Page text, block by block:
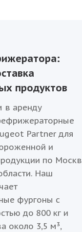
продуктов
в аренду
Partner для
и
по
Наш
фургоны с
до 800 кг и
около 3,5 м³,